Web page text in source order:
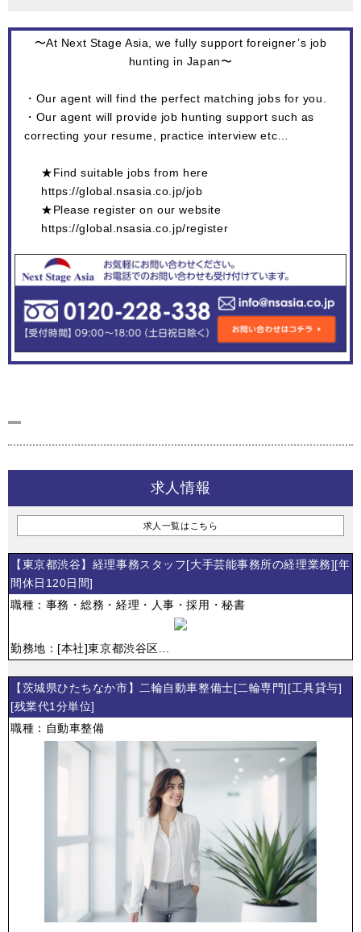
〜At Next Stage Asia, we fully support foreigner’s job
hunting in Japan〜
・Our agent will find the perfect matching jobs for you.
・Our agent will provide job hunting support such as
correcting your resume, practice interview etc…
★Find suitable jobs from here
https://global.nsasia.co.jp/job
★Please register on our website
https://global.nsasia.co.jp/register
求人情報
求人一覧はこちら
【東京都渋谷】経理事務スタッフ[大手芸能事務所の経理業務][年
間休日120日間]
職種：事務・総務・経理・人事・採用・秘書
勤務地：[本社]東京都渋谷区...
【茨城県ひたちなか市】二輪自動車整備士[二輪専門][工具貸与]
[残業代1分単位]
職種：自動車整備